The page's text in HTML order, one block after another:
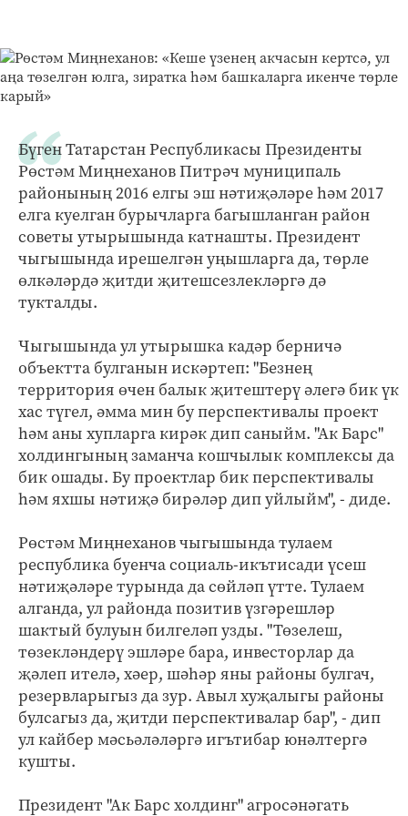
Бүген Татарстан Республикасы Президенты
Рөстәм Миңнеханов Питрәч муниципаль
районының 2016 елгы эш нәтиҗәләре һәм 2017
елга куелган бурычларга багышланган район
советы утырышында катнашты. Президент
чыгышында ирешелгән уңышларга да, төрле
өлкәләрдә җитди җитешсезлекләргә дә
тукталды.
Чыгышында ул утырышка кадәр берничә
объектта булганын искәртеп: "Безнең
территория өчен балык җитештерү әлегә бик үк
хас түгел, әмма мин бу перспективалы проект
һәм аны хупларга кирәк дип саныйм. "Ак Барс"
холдингының заманча кошчылык комплексы да
бик ошады. Бу проектлар бик перспективалы
һәм яхшы нәтиҗә бирәләр дип уйлыйм", - диде.
Рөстәм Миңнеханов чыгышында тулаем
республика буенча социаль-икътисади үсеш
нәтиҗәләре турында да сөйләп үтте. Тулаем
алганда, ул районда позитив үзгәрешләр
шактый булуын билгеләп узды. "Төзелеш,
төзекләндерү эшләре бара, инвесторлар да
җәлеп ителә, хәер, шәһәр яны районы булгач,
резервларыгыз да зур. Авыл хуҗалыгы районы
булсагыз да, җитди перспективалар бар", - дип
ул кайбер мәсьәләләргә игътибар юнәлтергә
кушты.
Президент "Ак Барс холдинг" агросәнәгать